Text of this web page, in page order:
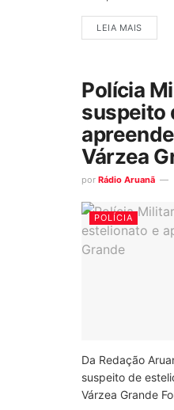
LEIA MAIS
Polícia
suspeito
Várzea
por Rádio Aruanã
POLÍCIA
Da Redação
suspeito de
Várzea Grande